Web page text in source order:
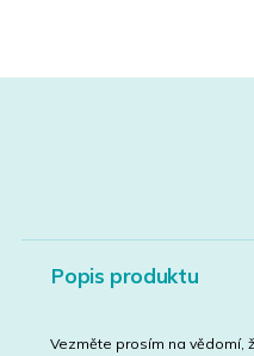
Popis produktu
Vezměte prosím na vědomí,